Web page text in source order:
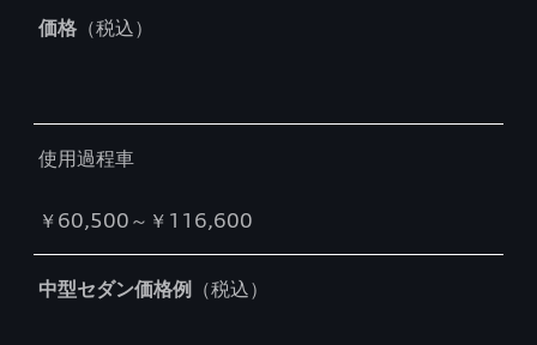
価格 （税込）
使用過程車
￥60,500～￥116,600
中型セダン価格例 （税込）